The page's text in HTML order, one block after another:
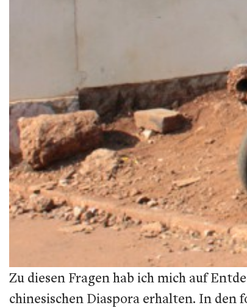
Zu diesen Fragen hab ich mich auf
chinesischen Diaspora erhalten. In